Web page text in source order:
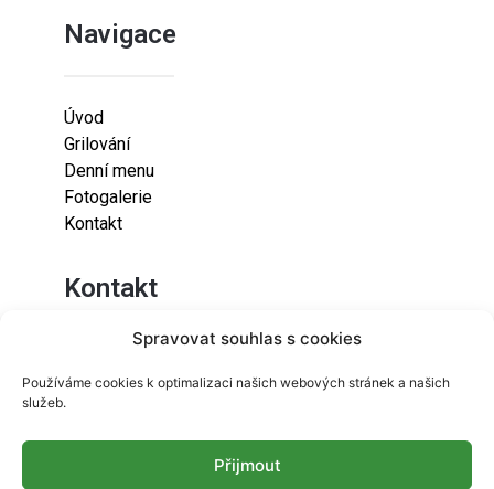
Spravovat souhlas s cookies
Používáme cookies k optimalizaci našich webových stránek a našich
služeb.
Přijmout
Navigace
Úvod
Grilování
Denní menu
Fotogalerie
Kontakt
Kontakt
Lazaretní 925/9